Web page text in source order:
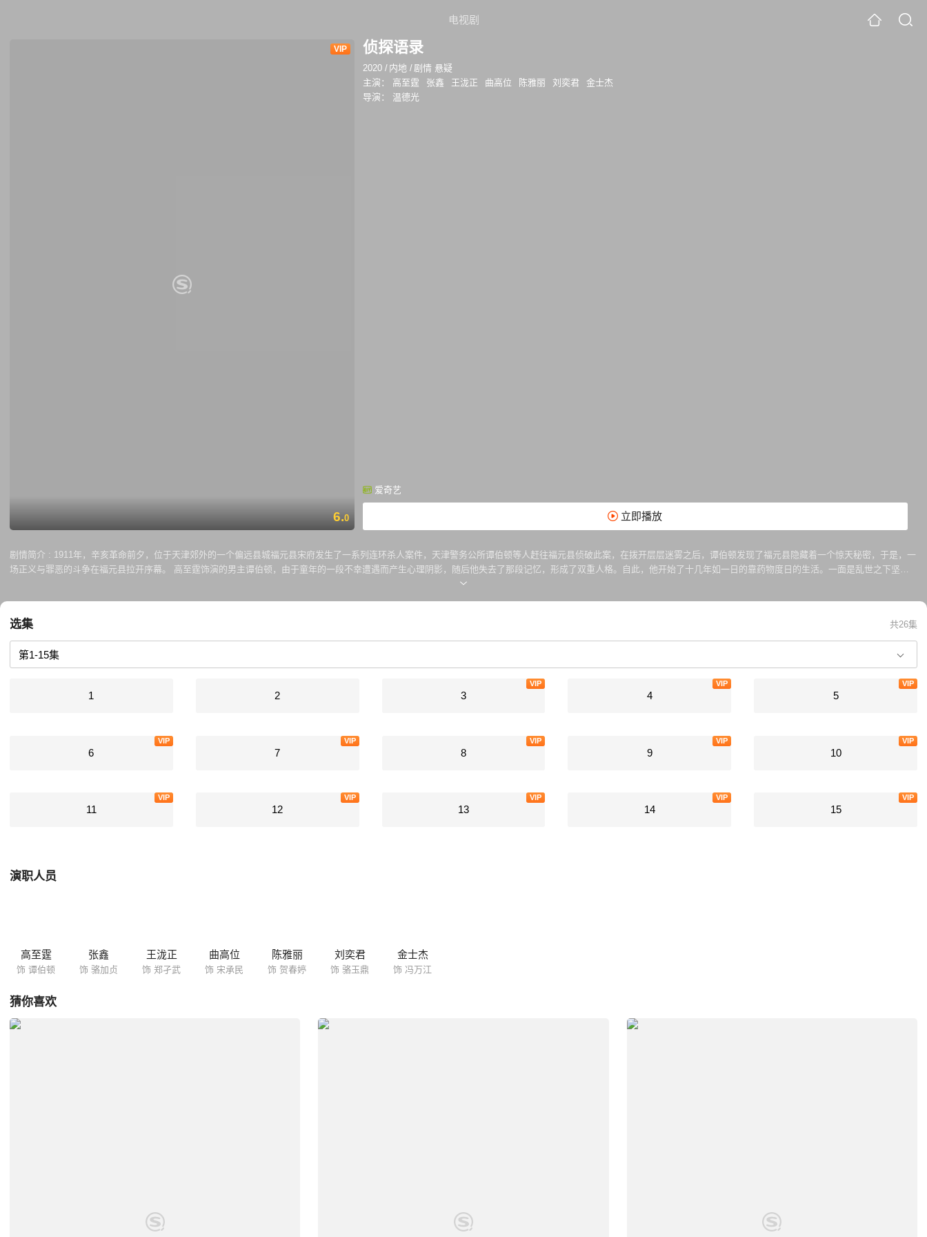
电视剧
VIP
6.0
侦探语录
2020 / 内地 /剧情 悬疑
主演：
高至霆 张鑫 王泷正 曲高位 陈雅丽 刘奕君
金士杰
导演：
温德光
爱奇艺
立即播放
剧情简介 : 1911年，辛亥革命前夕，位于天津郊外的一个偏远县城福元县宋府发生了一系列连环杀人案件，天津警务公所谭伯顿等人赶往福元县侦破此案，在拨开层层迷雾之后，谭伯顿发现了福元县隐藏着一个惊天秘密，于是，一
场正义与罪恶的斗争在福元县拉开序幕。 高至霆饰演的男主谭伯顿，由于童年的一段不幸遭遇而产生心理阴影，随后他失去了那段记忆，形成了双重人格。自此，他开始了十几年如一日的靠药物度日的生活。一面是乱世之下坚守
正义的警官，一面是平行世界里性格乖张的破案天才，尽管个性截然相反，但两个人格在对待案件时，皆有着超乎常人的坚持。
选集 共26集
1 2 3
VIP
4
VIP
5
VIP
6
VIP
7
VIP
8
VIP
9
VIP
10
VIP
11
VIP
12
VIP
13
VIP
14
VIP
15
VIP
演职人员
高至霆
饰 谭伯顿
张鑫
饰 骆加贞
王泷正
饰 郑孑武
曲高位
饰 宋承民
陈雅丽
饰 贺春婷
刘奕君
饰 骆玉鼎
金士杰
饰 冯万江
猜你喜欢